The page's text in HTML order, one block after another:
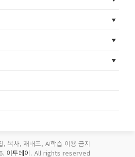
, 복사, 재배포, AI학습 이용 금지
이투데이. All rights reserved